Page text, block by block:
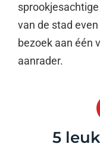
van de stad
bezoek aan één
aanrader.
5